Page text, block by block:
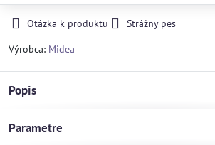
Otázka k produktu
Strážny pes
Výrobca: Midea
Popis
Parametre